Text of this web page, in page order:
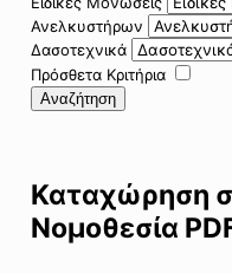
Ανελκυστήρων
Δασοτεχνικά
Πρόσθετα Κριτήρια
Αναζήτηση
Καταχώρηση
Νομοθεσία